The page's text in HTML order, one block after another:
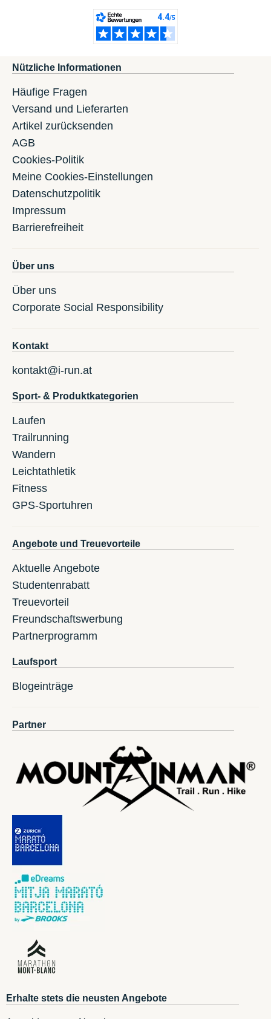
Nützliche Informationen
Häufige Fragen
Versand und Lieferarten
Artikel zurücksenden
AGB
Cookies-Politik
Meine Cookies-Einstellungen
Datenschutzpolitik
Impressum
Barrierefreiheit
Über uns
Über uns
Corporate Social Responsibility
Kontakt
kontakt@i-run.at
Sport- & Produktkategorien
Laufen
Trailrunning
Wandern
Leichtathletik
Fitness
GPS-Sportuhren
Angebote und Treuevorteile
Aktuelle Angebote
Studentenrabatt
Treuevorteil
Freundschaftswerbung
Partnerprogramm
Laufsport
Blogeinträge
Partner
Erhalte stets die neusten Angebote